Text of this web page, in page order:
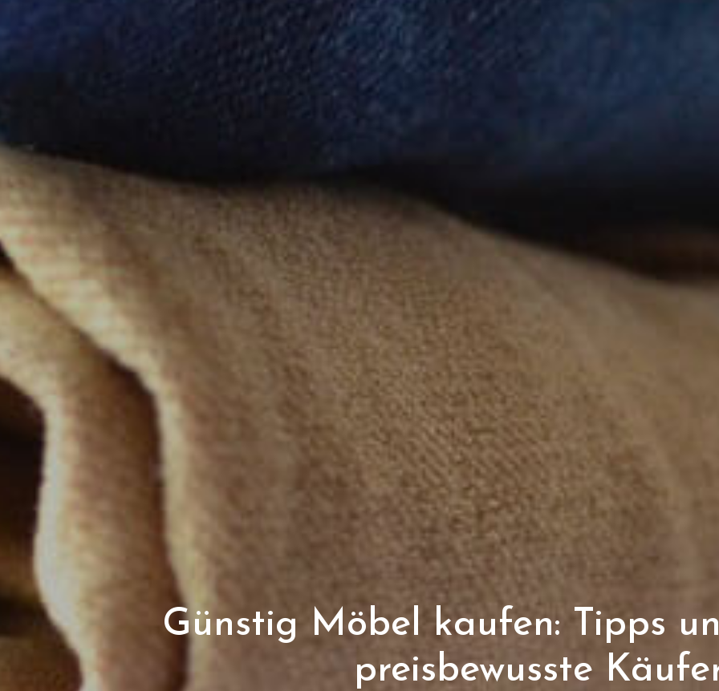
Günstig Möbel kaufen: Tipps
preisbewusste